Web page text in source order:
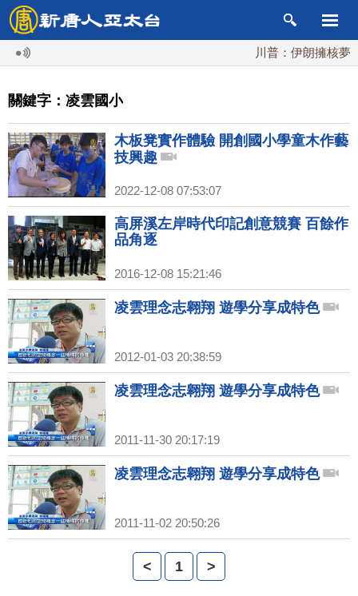
川普：伊朗擁核夢碎
關鍵字：凌雲國小
木板凳實作體驗 開創國小學童木作藝
技興趣
2022-12-08 07:53:07
高屏溪左岸時代印記創意競賽 百餘作
品角逐
2016-12-08 15:21:46
凌雲理念志翱翔 遊學分享成特色
2012-01-03 20:38:59
凌雲理念志翱翔 遊學分享成特色
2011-11-30 20:17:19
凌雲理念志翱翔 遊學分享成特色
2011-11-02 20:50:26
< 1 >